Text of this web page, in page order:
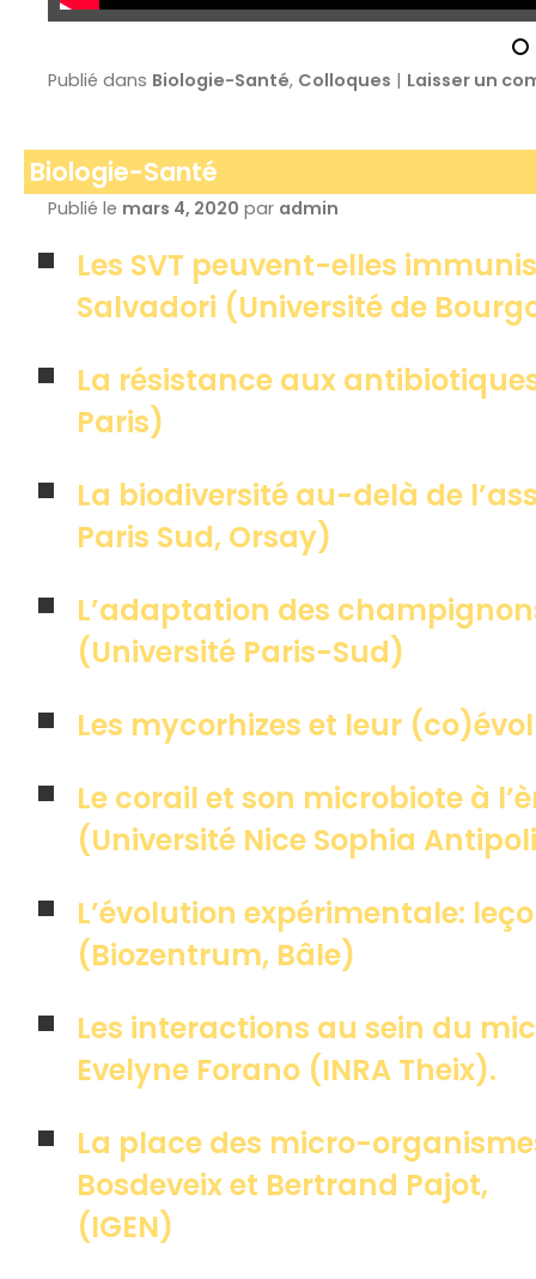
Publié dans Biologie-Santé, Colloques | Laisser un
Biologie-Santé
Publié le mars 4, 2020 par admin
Les SVT peuvent-elles
Salvadori (Université de
La résistance aux
Paris)
La biodiversité au-delà de
Paris Sud, Orsay)
L’adaptation des
(Université Paris-Sud)
Les mycorhizes et leur
Le corail et son microbiote à
(Université Nice Sophia
L’évolution expérimentale:
(Biozentrum, Bâle)
Les interactions au sein du
Evelyne Forano (INRA Theix).
La place des micro-
Bosdeveix et Bertrand Pajot,
(IGEN)